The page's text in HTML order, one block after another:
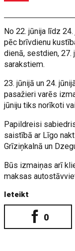
No 22. jūnija līdz
pēc brīvdienu
dienā, sestdien, 27.
sarakstiem.
23. jūnijā un 24.
pasažieri varēs
jūniju tiks norīkoti
Papildreisi
saistībā ar Līgo
Grīziņkalnā un
Būs izmaiņas arī
maksas
Ieteikt
0